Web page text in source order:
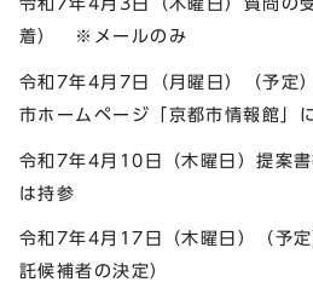
着） ※メールのみ
令和7年4月7日（月曜日）（予
市ホームページ「京都市情報館」
令和7年4月10日（木曜日）提案
は持参
令和7年4月17日（木曜日）（予
託候補者の決定）